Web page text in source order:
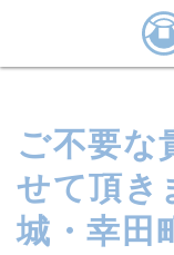
ご不要な
せて頂き
城・幸田